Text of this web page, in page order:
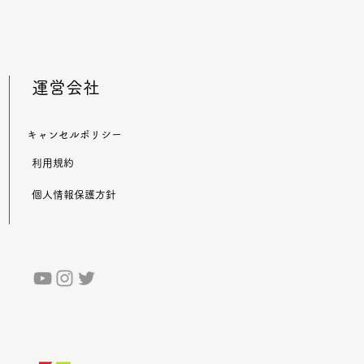
​運営会社
​キャンセルポリシー
​利用規約
​個人情報保護方針